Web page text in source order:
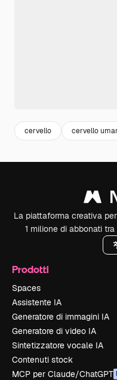
cervello cervello
La piattaforma creativa
1 milione di abbonati
Prodotti
Spaces
Assistente IA
Generatore di immagini IA
Generatore di video IA
Sintetizzatore vocale IA
Contenuti stock
MCP per Claude/ChatGPT